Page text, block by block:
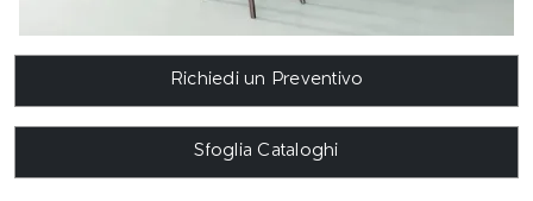
Richiedi un Preventivo
Sfoglia Cataloghi